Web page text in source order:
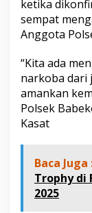
ketika
sempat
Anggota
“Kita ada
narkoba dari
amankan
Polsek
Kasat
Baca Juga
Trophy di
2025